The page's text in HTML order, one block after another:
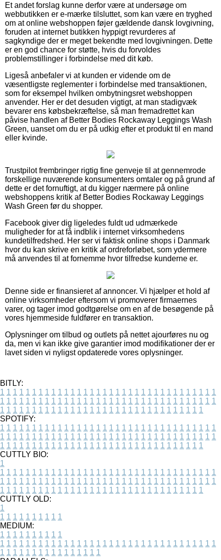
Et andet forslag kunne derfor være at undersøge om
webbutikken er e-mærke tilsluttet, som kan være en tryghed
om at online webshoppen føjer gældende dansk lovgivning,
foruden at internet butikken hyppigt revurderes af
sagkyndige der er meget bekendte med lovgivningen. Dette
er en god chance for støtte, hvis du forvoldes
problemstillinger i forbindelse med dit køb.
Ligeså anbefaler vi at kunden er vidende om de
væsentligste reglementer i forbindelse med transaktionen,
som for eksempel hvilken ombytningsret webshoppen
anvender. Her er det desuden vigtigt, at man stadigvæk
bevarer ens købsbekræftelse, så man fremadrettet kan
påvise handlen af Better Bodies Rockaway Leggings Wash
Green, uanset om du er på udkig efter et produkt til en mand
eller kvinde.
Trustpilot frembringer rigtig fine genveje til at gennemrode
forskellige nuværende konsumenters omtaler og på grund af
dette er det fornuftigt, at du kigger nærmere på online
webshoppens kritik af Better Bodies Rockaway Leggings
Wash Green før du shopper.
Facebook giver dig ligeledes fuldt ud udmærkede
muligheder for at få indblik i internet virksomhedens
kundetilfredshed. Her ser vi faktisk online shops i Danmark
hvor du kan skrive en kritik af ordreforløbet, som ydermere
må anvendes til at fornemme hvor tilfredse kunderne er.
Denne side er finansieret af annoncer. Vi hjælper et hold af
online virksomheder eftersom vi promoverer firmaernes
varer, og tager imod godtgørelse om en af de besøgende på
vores hjemmeside fuldfører en transaktion.
Oplysninger om tilbud og outlets på nettet ajourføres nu og
da, men vi kan ikke give garantier imod modifikationer der er
lavet siden vi nyligst opdaterede vores oplysninger.
BITLY:
1 1 1 1 1 1 1 1 1 1 1 1 1 1 1 1 1 1 1 1 1 1 1 1 1 1 1 1 1 1 1 1 1 1
1 1 1 1 1 1 1 1 1 1 1 1 1 1 1 1 1 1 1 1 1 1 1 1 1 1 1 1 1 1 1 1 1 1
1 1 1 1 1 1 1 1 1 1 1 1 1 1 1 1 1 1 1 1 1 1 1 1 1 1 1 1 1 1 1 1
SPOTIFY:
1 1 1 1 1 1 1 1 1 1 1 1 1 1 1 1 1 1 1 1 1 1 1 1 1 1 1 1 1 1 1 1 1 1
1 1 1 1 1 1 1 1 1 1 1 1 1 1 1 1 1 1 1 1 1 1 1 1 1 1 1 1 1 1 1 1 1 1
1 1 1 1 1 1 1 1 1 1 1 1 1 1 1 1 1 1 1 1 1 1 1 1 1 1 1 1 1 1 1 1
CUTTLY BIO:
1
1 1 1 1 1 1 1 1 1 1 1 1 1 1 1 1 1 1 1 1 1 1 1 1 1 1 1 1 1 1 1 1 1 1
1 1 1 1 1 1 1 1 1 1 1 1 1 1 1 1 1 1 1 1 1 1 1 1 1 1 1 1 1 1 1 1 1 1
1 1 1 1 1 1 1 1 1 1 1 1 1 1 1 1 1 1 1 1 1 1 1 1 1 1 1 1 1 1 1 1
CUTTLY OLD:
1
1 1 1 1 1 1 1 1 1 1
MEDIUM:
1 1 1 1 1 1 1 1 1 1
1 1 1 1 1 1 1 1 1 1 1 1 1 1 1 1 1 1 1 1 1 1 1 1 1 1 1 1 1 1 1 1 1 1
1 1 1 1 1 1 1 1 1 1 1 1 1 1 1 1